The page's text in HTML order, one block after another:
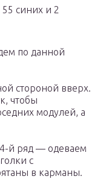
55 синих и 2
по данной
стороной вверх.
чтобы
модулей, а
й ряд — одеваем
с
в карманы.